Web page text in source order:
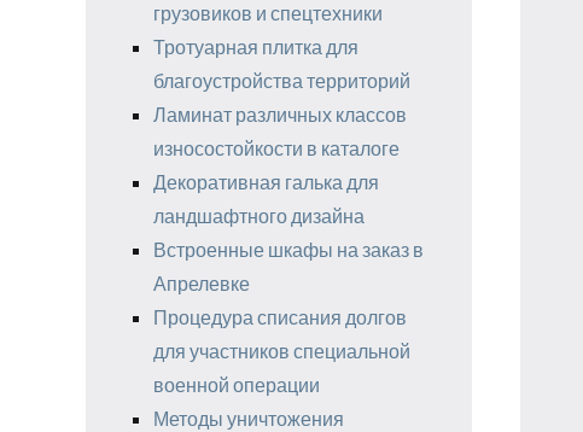
грузовиков и спецтехники
Тротуарная плитка для
благоустройства территорий
Ламинат различных классов
износостойкости в каталоге
Декоративная галька для
ландшафтного дизайна
Встроенные шкафы на заказ в
Апрелевке
Процедура списания долгов
для участников специальной
военной операции
Методы уничтожения